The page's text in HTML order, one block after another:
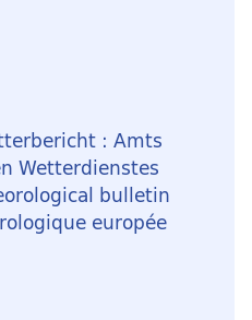
: Amts
Wetterdienstes
bulletin
europée